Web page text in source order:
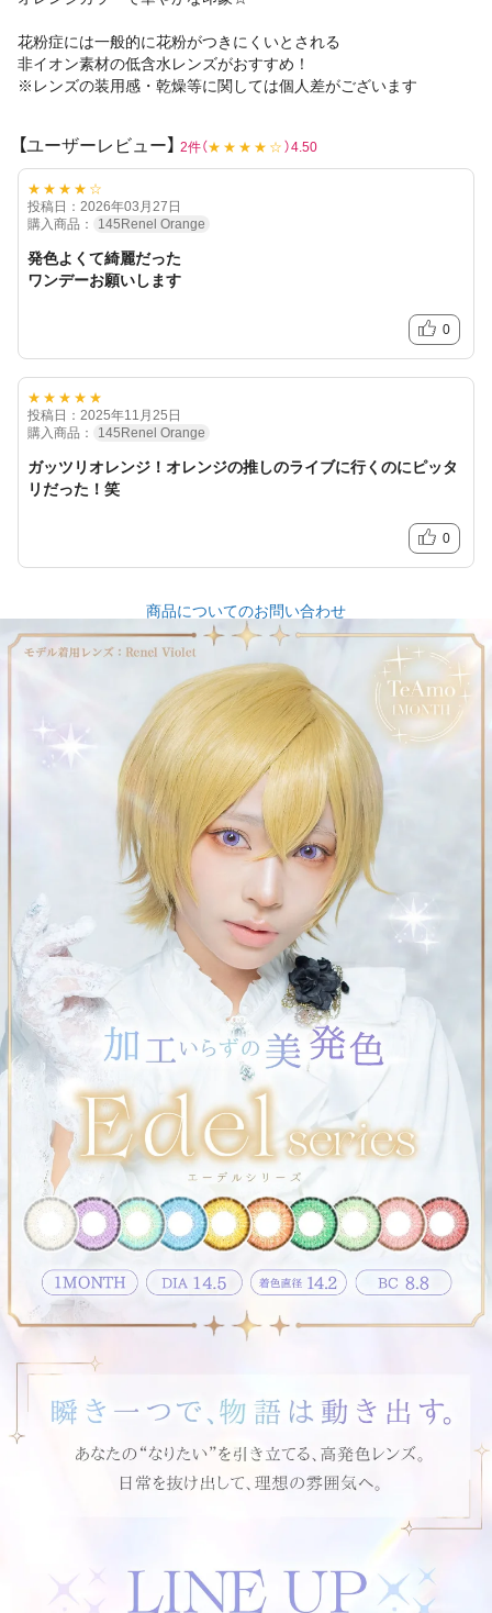
花粉症には一般的に花粉がつきにくいとされる
非イオン素材の低含水レンズがおすすめ！
※レンズの装用感・乾燥等に関しては個人差がございます
【ユーザーレビュー】 2件（★★★★☆ ）4.50
★★★★☆
投稿日：2026年03月27日
購入商品：
145Renel Orange
発色よくて綺麗だった
ワンデーお願いします
0
★★★★★
投稿日：2025年11月25日
購入商品：
145Renel Orange
ガッツリオレンジ！オレンジの推しのライブに行くのにピッタ
リだった！笑
0
商品についてのお問い合わせ